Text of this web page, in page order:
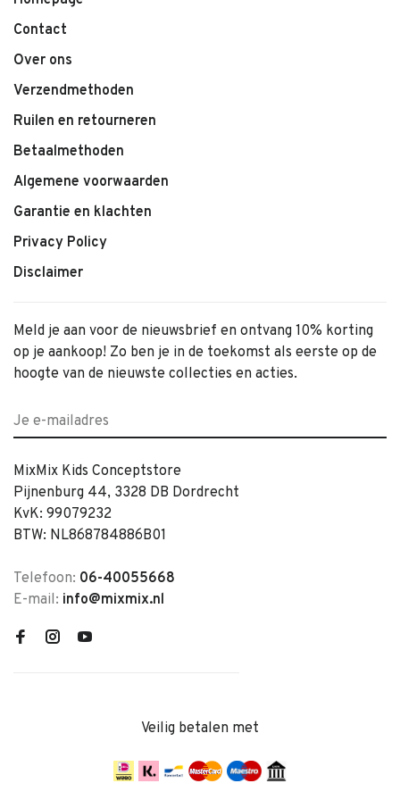
• Comfortabele pasvorm
• Makkelijk te combineren
Contact
Over ons
Verzendmethoden
Ruilen en retourneren
Betaalmethoden
Algemene voorwaarden
Garantie en klachten
Privacy Policy
Disclaimer
Meld je aan voor de nieuwsbrief en ontvang 10% korting
op je aankoop! Zo ben je in de toekomst als eerste op de
hoogte van de nieuwste collecties en acties.
MixMix Kids Conceptstore
Pijnenburg 44, 3328 DB Dordrecht
KvK: 99079232
BTW: NL868784886B01
Telefoon: 06-40055668
E-mail: info@mixmix.nl
Veilig betalen met